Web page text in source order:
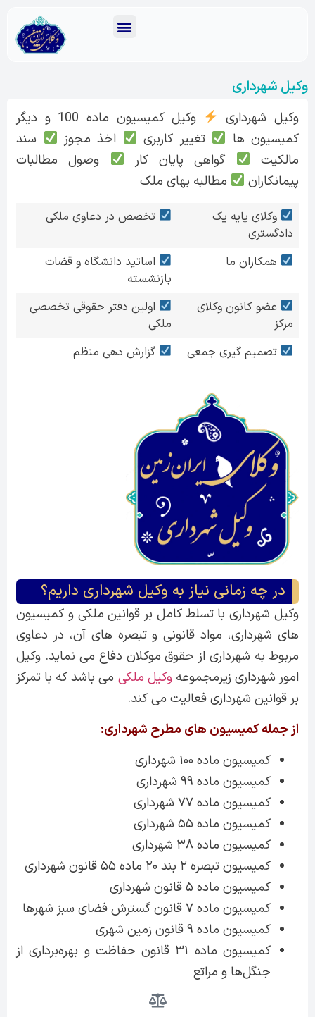
وکیل شهرداری
وکیل شهرداری
وکیل کمیسیون ماده 100 و دیگر
کمیسیون ها
تغییر کاربری اخذ مجوز
سند
مالکیت
گواهی پایان کار
وصول مطالبات
پیمانکاران
مطالبه بهای ملک
وکلای پایه یک
دادگستری
تخصص در دعاوی ملکی
همکاران ما
اساتید دانشگاه و قضات
بازنشسته
عضو کانون وکلای
مرکز
اولین دفتر حقوقی تخصصی
ملکی
تصمیم گیری جمعی
گزارش دهی منظم
در چه زمانی نیاز به وکیل شهرداری داریم؟
وکیل شهرداری با تسلط کامل بر قوانین ملکی و کمیسیون
های شهرداری، مواد قانونی و تبصره های آن، در دعاوی
مربوط به شهرداری از حقوق موکلان دفاع می نماید. وکیل
امور شهرداری زیرمجموعهوکیل ملکی می باشد که با تمرکز
بر قوانین شهرداری فعالیت می کند.
از جمله کمیسیون های مطرح شهرداری:
کمیسیون ماده ۱۰۰ شهرداری
کمیسیون ماده ۹۹ شهرداری
کمیسیون ماده ۷۷ شهرداری
کمیسیون ماده ۵۵ شهرداری
کمیسیون ماده ۳۸ شهرداری
کمیسیون تبصره ۲ بند ۲۰ ماده ۵۵ قانون شهرداری
کمیسیون ماده ۵ قانون شهرداری
کمیسیون ماده ۷ قانون گسترش فضای سبز شهرها
کمیسیون ماده ۹ قانون زمین شهری
کمیسیون ماده ۳۱ قانون حفاظت و بهره‌برداری از
جنگل‌ها و مراتع